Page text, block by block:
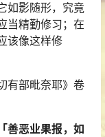
如影随形，究竟
当精勤修习；在
该像这样修
有部毗奈耶》卷
善恶业果报，如